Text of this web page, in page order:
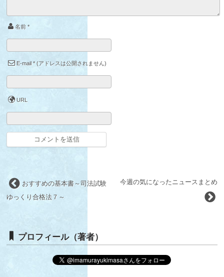
名前 *
E-mail *(アドレスは公開されません)
URL
今週の気になったニュースまとめ
おすすめの基本書～司法試験
ゆっくり合格法７～
プロフィール（著者）